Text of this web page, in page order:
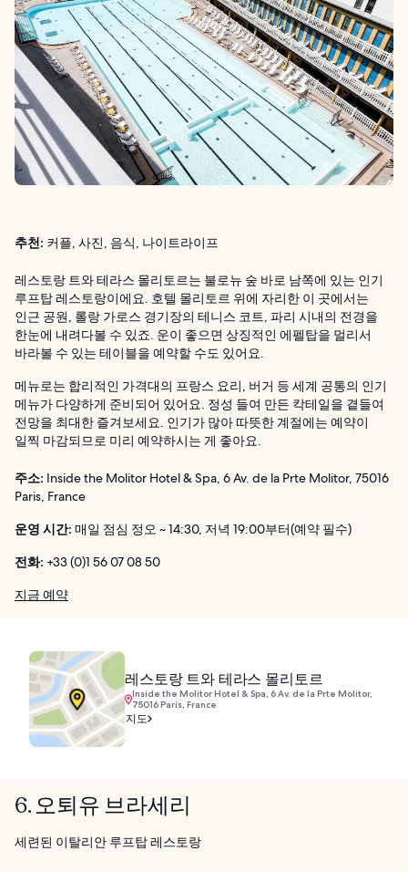
추천: 커플, 사진, 음식, 나이트라이프
레스토랑 트와 테라스 몰리토르는 불로뉴 숲 바로 남쪽에 있는 인기
루프탑 레스토랑이에요. 호텔 몰리토르 위에 자리한 이 곳에서는
인근 공원, 롤랑 가로스 경기장의 테니스 코트, 파리 시내의 전경을
한눈에 내려다볼 수 있죠. 운이 좋으면 상징적인 에펠탑을 멀리서
바라볼 수 있는 테이블을 예약할 수도 있어요.
메뉴로는 합리적인 가격대의 프랑스 요리, 버거 등 세계 공통의 인기
메뉴가 다양하게 준비되어 있어요. 정성 들여 만든 칵테일을 곁들여
전망을 최대한 즐겨보세요. 인기가 많아 따뜻한 계절에는 예약이
일찍 마감되므로 미리 예약하시는 게 좋아요.
주소: Inside the Molitor Hotel & Spa, 6 Av. de la Prte Molitor, 75016
Paris, France
운영 시간: 매일 점심 정오 ~ 14:30, 저녁 19:00부터(예약 필수)
전화: +33 (0)1 56 07 08 50
지금 예약
레스토랑 트와 테라스 몰리토르
Inside the Molitor Hotel & Spa, 6 Av. de la Prte Molitor,
75016 Paris, France
지도
6. 오퇴유 브라세리
세련된 이탈리안 루프탑 레스토랑